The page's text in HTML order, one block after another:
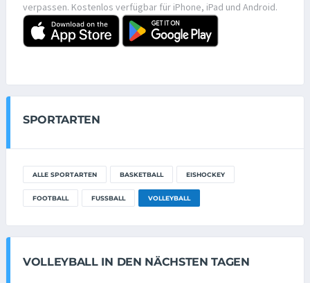
verpassen. Kostenlos verfügbar für iPhone, iPad und Android.
SPORTARTEN
ALLE SPORTARTEN BASKETBALL EISHOCKEY
FOOTBALL FUSSBALL VOLLEYBALL
VOLLEYBALL IN DEN NÄCHSTEN TAGEN